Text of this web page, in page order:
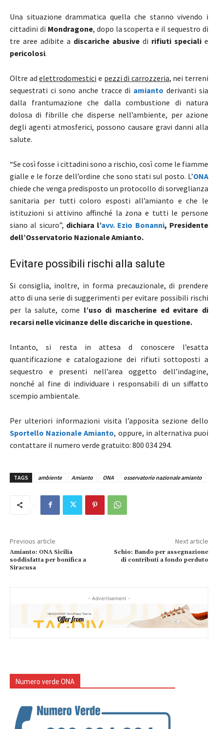
Una situazione drammatica quella che stanno vivendo i
cittadini di Mondragone, dopo la scoperta e il sequestro di
tre aree adibite a discariche abusive di rifiuti speciali e
pericolosi.
Oltre adelettrodomestici e pezzi di carrozzeria, nei terreni
sequestrati ci sono anche tracce di amianto derivanti sia
dalla frantumazione che dalla combustione di natura
dolosa di fibrille che disperse nell’ambiente, per azione
degli agenti atmosferici, possono causare gravi danni alla
salute.
“Se così fosse i cittadini sono a rischio, così come le fiamme
gialle e le forze dell’ordine che sono stati sul posto. L’ONA
chiede che venga predisposto un protocollo di sorveglianza
sanitaria per tutti coloro esposti all’amianto e che le
istituzioni si attivino affinché la zona e tutti le persone
siano al sicuro”, dichiara l’avv. Ezio Bonanni, Presidente
dell’Osservatorio Nazionale Amianto.
Evitare possibili rischi alla salute
Si consiglia, inoltre, in forma precauzionale, di prendere
atto di una serie di suggerimenti per evitare possibili rischi
per la salute, come l’uso di mascherine ed evitare di
recarsi nelle vicinanze delle discariche in questione.
Intanto, si resta in attesa d conoscere l’esatta
quantificazione e catalogazione dei rifiuti sottoposti a
sequestro e presenti nell’area oggetto dell’indagine,
nonché al fine di individuare i responsabili di un siffatto
scempio ambientale.
Per ulteriori informazioni visita l’apposita sezione dello
Sportello Nazionale Amianto, oppure, in alternativa puoi
contattare il numero verde gratuito: 800 034 294.
TAGS ambiente Amianto ONA osservatorio nazionale amianto
Previous article
Amianto: ONA Sicilia
soddisfatta per bonifica a
Siracusa
Next article
Schio: Bando per assegnazione
di contributi a fondo perduto
- Advertisement -
Numero verde ONA